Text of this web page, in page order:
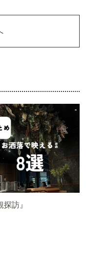
探訪』